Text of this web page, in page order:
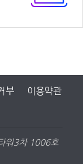
부 이용약관
워3차 1006호